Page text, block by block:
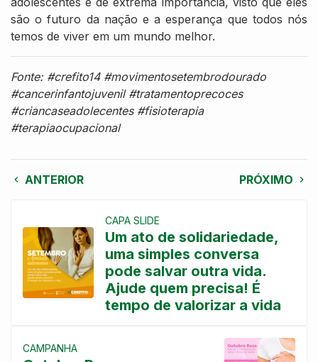
são o futuro da nação e a esperança que todos nós
temos de viver em um mundo melhor.
Fonte: #crefito14 #movimentosetembrodourado
#cancerinfantojuvenil #tratamentoprecoces
#criancaseadolecentes #fisioterapia
#terapiaocupacional
ANTERIOR PRÓXIMO
CAPA SLIDE
Um ato de solidariedade,
uma simples conversa
pode salvar outra vida.
Ajude quem precisa! É
tempo de valorizar a vida
CAMPANHA